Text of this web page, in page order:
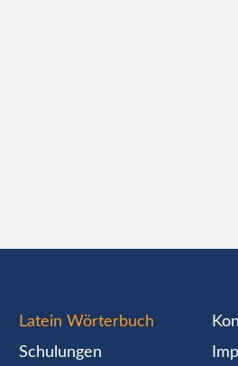
Latein Wörterbuch
Schulungen